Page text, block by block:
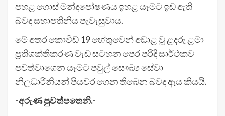
පහළ ගොස් මන්දපෝෂණය ඉහළ යෑමට ඉඩ ඇති
බවද සභාපතිනිය පැවැසුවාය.
මේ අතර කොවිඩ් 19 හේතුවෙන් අඩාළ වූ ළදරු ළමා
ප්‍රතිශක්තිකරණ වැඩ සටහන පෙර පරිදි සාර්ථකව
පවත්වාගෙන යෑමට පවුල් සෞඛ්‍ය සේවා
නිලධාරිනියන් පියවර ගෙන තිබෙන බවද ඇය කියයි.
-අරුණ පුවත්පතෙනි.-